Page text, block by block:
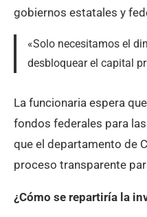
gobiernos estatales y
«Solo necesitamos el
desbloquear el capital
La funcionaria espera
fondos federales para
que el departamento de
proceso transparente
¿Cómo se repartiría la